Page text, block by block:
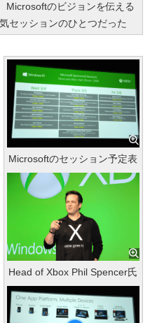
Microsoftのビジョンを伝える
セッションのひとつだった
Microsoftのセッション予定表
Head of Xbox Phil Spencer氏